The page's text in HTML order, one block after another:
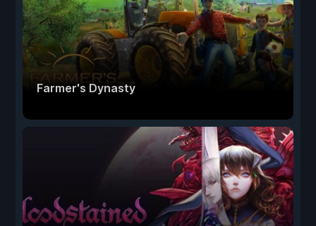
Farmer's Dynasty